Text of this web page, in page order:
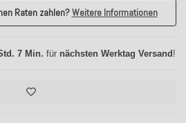
Raten zahlen?Weitere Informationen
7 Min. für nächsten Werktag Versand !